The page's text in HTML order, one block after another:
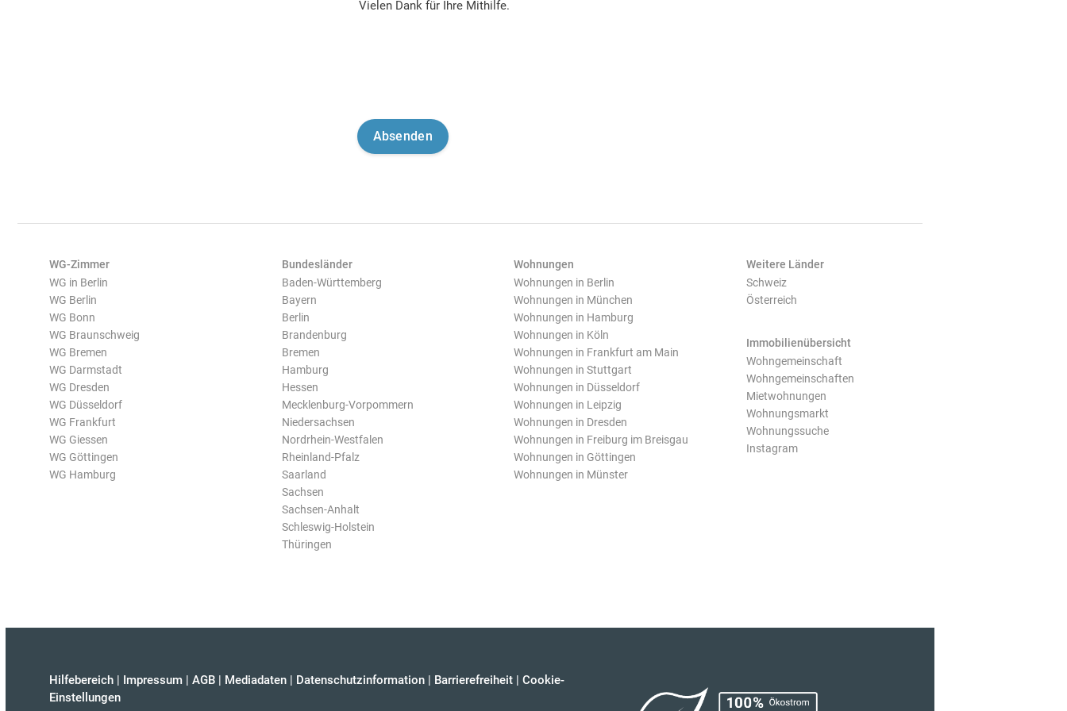
Vielen Dank für Ihre Mithilfe.
WG-Zimmer
WG in Berlin
WG Berlin
WG Bonn
WG Braunschweig
WG Bremen
WG Darmstadt
WG Dresden
WG Düsseldorf
WG Frankfurt
WG Giessen
WG Göttingen
WG Hamburg
Bundesländer
Baden-Württemberg
Bayern
Berlin
Brandenburg
Bremen
Hamburg
Hessen
Mecklenburg-Vorpommern
Niedersachsen
Nordrhein-Westfalen
Rheinland-Pfalz
Saarland
Sachsen
Sachsen-Anhalt
Schleswig-Holstein
Thüringen
Wohnungen
Wohnungen in Berlin
Wohnungen in München
Wohnungen in Hamburg
Wohnungen in Köln
Wohnungen in Frankfurt am Main
Wohnungen in Stuttgart
Wohnungen in Düsseldorf
Wohnungen in Leipzig
Wohnungen in Dresden
Wohnungen in Freiburg im Breisgau
Wohnungen in Göttingen
Wohnungen in Münster
Weitere Länder
Schweiz
Österreich
Immobilienübersicht
Wohngemeinschaft
Wohngemeinschaften
Mietwohnungen
Wohnungsmarkt
Wohnungssuche
Instagram
Hilfebereich | Impressum | AGB | Mediadaten | Datenschutzinformation | Barrierefreiheit | Cookie-
Einstellungen